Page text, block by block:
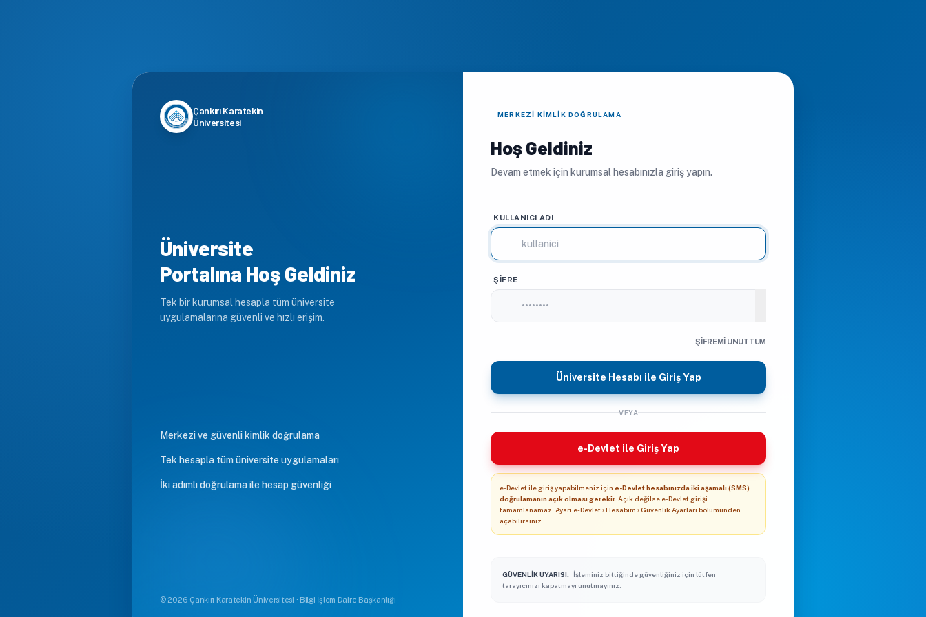
Çankırı Karatekin
Üniversitesi
Üniversite
Portalına Hoş Geldiniz
Tek bir kurumsal hesapla tüm üniversite
uygulamalarına güvenli ve hızlı erişim.
Merkezi ve güvenli kimlik doğrulama
Tek hesapla tüm üniversite uygulamaları
İki adımlı doğrulama ile hesap güvenliği
© 2026 Çankırı Karatekin Üniversitesi · Bilgi İşlem Daire Başkanlığı
MERKEZI KIMLIK DOĞRULAMA
Hoş Geldiniz
Devam etmek için kurumsal hesabınızla giriş yapın.
KULLANICI ADI
ŞIFRE
ŞIFREMI UNUTTUM
Üniversite Hesabı ile Giriş Yap
VEYA
e-Devlet ile Giriş Yap
e-Devlet ile giriş yapabilmeniz için e-Devlet hesabınızda iki aşamalı (SMS)
doğrulamanın açık olması gerekir. Açık değilse e-Devlet girişi
tamamlanamaz. Ayarı e-Devlet › Hesabım › Güvenlik Ayarları bölümünden
açabilirsiniz.
GÜVENLIK UYARISI: İşleminiz bittiğinde güvenliğiniz için lütfen
tarayıcınızı kapatmayı unutmayınız.